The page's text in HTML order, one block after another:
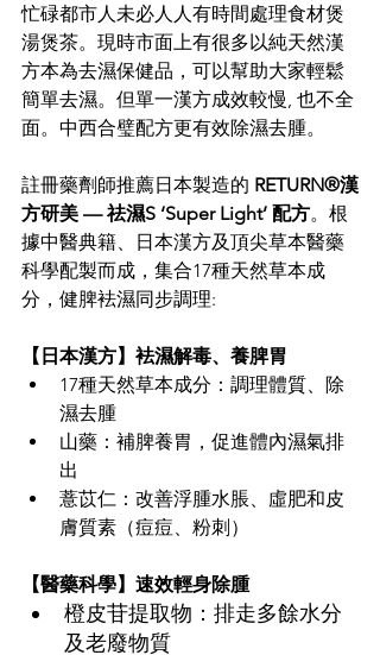
忙碌都市人未必人人有時間處理食材煲
湯煲茶。現時市面上有很多以純天然漢
方本為去濕保健品，可以幫助大家輕鬆
簡單去濕。但單一漢方成效較慢, 也不全
面。中西合璧配方更有效除濕去腫。
註冊藥劑師推薦日本製造的 RETURN®漢
方研美 — 祛濕S ‘Super Light’ 配方。根
據中醫典籍、日本漢方及頂尖草本醫藥
科學配製而成，集合17種天然草本成
分，健脾袪濕同步調理:
【日本漢方】袪濕解毒、養脾胃
17種天然草本成分：調理體質、除
濕去腫
山藥 ： 補脾養胃，促進體內濕氣排
出
薏苡仁 ： 改善浮腫水脹、虛肥和皮
膚質素（痘痘、粉刺）
【醫藥科學】速效輕身除腫
橙皮苷提取物 ： 排走多餘水分
及老廢物質